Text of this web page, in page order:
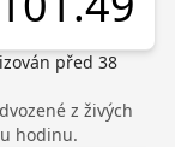
před 38
z živých
hodinu.